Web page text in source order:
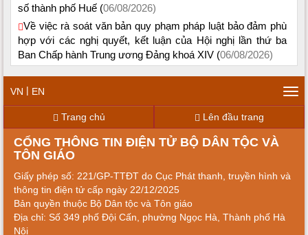
số thành phố Huế (06/08/2026)
Về việc rà soát văn bản quy phạm pháp luật bảo đảm phù
hợp với các nghị quyết, kết luận của Hội nghị lần thứ ba
Ban Chấp hành Trung ương Đảng khoá XIV (06/08/2026)
VN | EN
Trang chủ
Lên đầu trang
CỔNG THÔNG TIN ĐIỆN TỬ BỘ DÂN TỘC VÀ
TÔN GIÁO
Giấy phép số: 221/GP-TTĐT do Cục Phát thanh, truyền hình và
thông tin điện tử cấp ngày 22/12/2025
Bản quyền thuộc Bộ Dân tộc và Tôn giáo
Địa chỉ: Số 349 phố Đội Cấn, phường Ngọc Hà, Thành phố Hà
Nội